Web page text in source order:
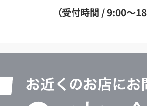
ル
（受付時間 / 9:00～